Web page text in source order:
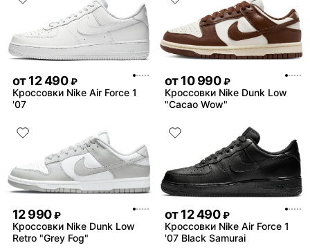
от12 490 ₽
Кроссовки Nike Air Force 1
'07
от10 990 ₽
Кроссовки Nike Dunk Low
"Cacao Wow"
12 990 ₽
Кроссовки Nike Dunk Low
Retro "Grey Fog"
от12 490 ₽
Кроссовки Nike Air Force 1
'07 Black Samurai